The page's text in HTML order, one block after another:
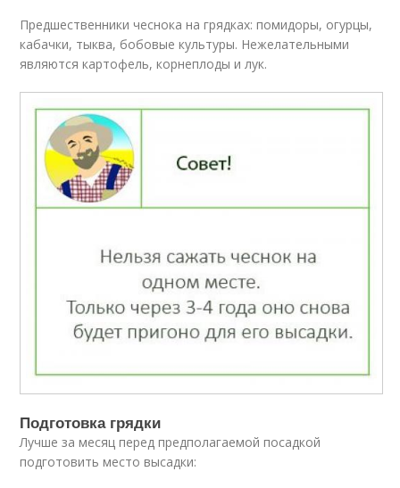
Предшественники чеснока на грядках: помидоры, огурцы,
кабачки, тыква, бобовые культуры. Нежелательными
являются картофель, корнеплоды и лук.
Подготовка грядки
Лучше за месяц перед предполагаемой посадкой
подготовить место высадки: